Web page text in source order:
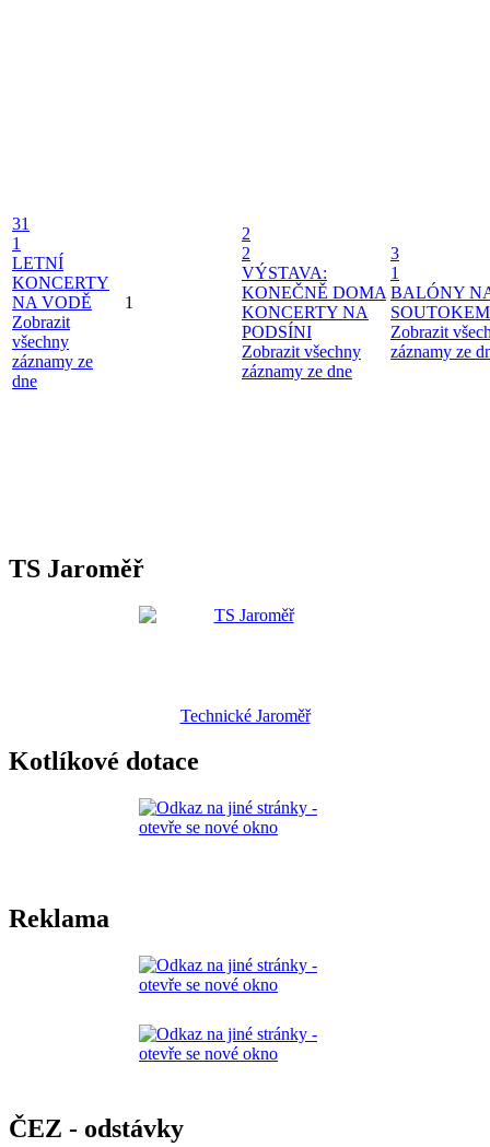
31
1
LETNÍ
KONCERTY
NA VODĚ
Zobrazit
všechny
záznamy ze
dne
1
2
2
VÝSTAVA:
KONEČNĚ DOMA
KONCERTY NA
PODSÍNI
Zobrazit všechny
záznamy ze dne
3
1
BALÓNY
SOUTOKEM
Zobrazit
záznamy ze
TS Jaroměř
Technické Jaroměř
Kotlíkové dotace
Reklama
ČEZ - odstávky